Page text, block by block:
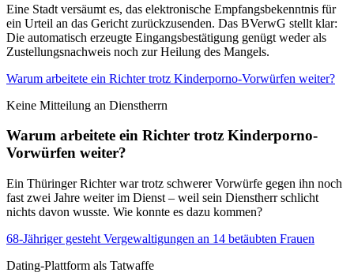
Eine Stadt versäumt es, das elektronische Empfangsbekenntnis für
ein Urteil an das Gericht zurückzusenden. Das BVerwG stellt klar:
Die automatisch erzeugte Eingangsbestätigung genügt weder als
Zustellungsnachweis noch zur Heilung des Mangels.
Warum arbeitete ein Richter trotz Kinderporno-Vorwürfen weiter?
Keine Mitteilung an Dienstherrn
Warum arbeitete ein Richter trotz Kinderporno-
Vorwürfen weiter?
Ein Thüringer Richter war trotz schwerer Vorwürfe gegen ihn noch
fast zwei Jahre weiter im Dienst – weil sein Dienstherr schlicht
nichts davon wusste. Wie konnte es dazu kommen?
68-Jähriger gesteht Vergewaltigungen an 14 betäubten Frauen
Dating-Plattform als Tatwaffe